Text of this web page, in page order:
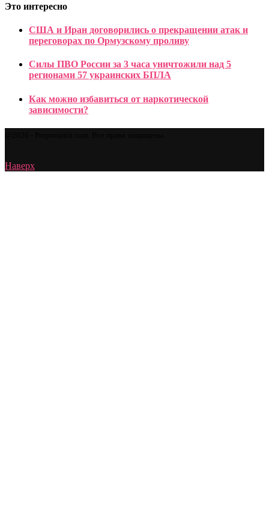
Это интересно
США и Иран договорились о прекращении атак и
переговорах по Ормузскому проливу
Силы ПВО России за 3 часа уничтожили над 5
регионами 57 украинских БПЛА
Как можно избавиться от наркотической
зависимости?
Наверх